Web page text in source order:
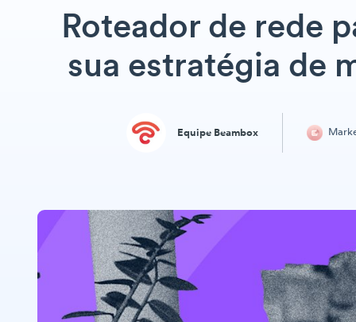
Roteador de rede
sua estratégia de
Equipe Beambox